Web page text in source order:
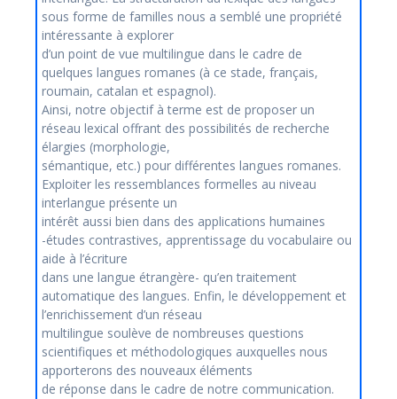
sous forme de familles nous a semblé une propriété
intéressante à explorer
d’un point de vue multilingue dans le cadre de
quelques langues romanes (à ce stade, français,
roumain, catalan et espagnol).
Ainsi, notre objectif à terme est de proposer un
réseau lexical offrant des possibilités de recherche
élargies (morphologie,
sémantique, etc.) pour différentes langues romanes.
Exploiter les ressemblances formelles au niveau
interlangue présente un
intérêt aussi bien dans des applications humaines
-études contrastives, apprentissage du vocabulaire ou
aide à l’écriture
dans une langue étrangère- qu’en traitement
automatique des langues. Enfin, le développement et
l’enrichissement d’un réseau
multilingue soulève de nombreuses questions
scientifiques et méthodologiques auxquelles nous
apporterons des nouveaux éléments
de réponse dans le cadre de notre communication.